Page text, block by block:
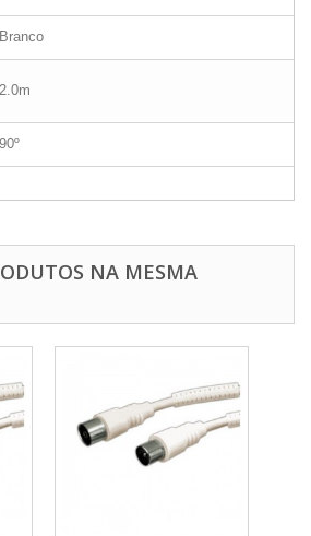
Branco
2.0m
90º
NA MESMA